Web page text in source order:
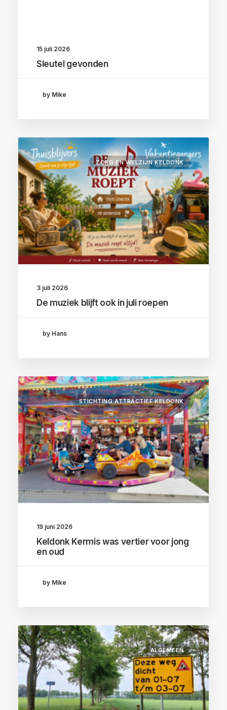
15 juli 2026
Sleutel gevonden
by Mike
ZORG EN WELZIJN KELDONK
3 juli 2026
De muziek blijft ook in juli roepen
by Hans
STICHTING ATTRACTIEF KELDONK
19 juni 2026
Keldonk Kermis was vertier voor jong
en oud
by Mike
ALGEMEEN